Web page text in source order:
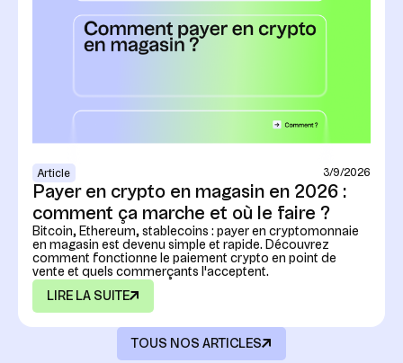
Article 3/9/2026
Payer en crypto en magasin en 2026 :
comment ça marche et où le faire ?
Bitcoin, Ethereum, stablecoins : payer en cryptomonnaie
en magasin est devenu simple et rapide. Découvrez
comment fonctionne le paiement crypto en point de
vente et quels commerçants l'acceptent.
LIRE LA SUITE
TOUS NOS ARTICLES